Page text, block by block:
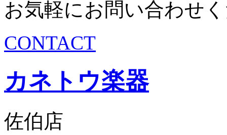
お気軽にお問い合わせ
CONTACT
カネトウ楽器
佐伯店